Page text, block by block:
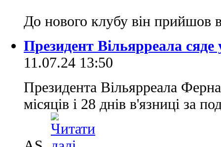
До нового клубу він прийшов
Президент Вільярреала
11.07.24 13:50
Президента Вільярреала
місяців і 28 днів в'язниці за